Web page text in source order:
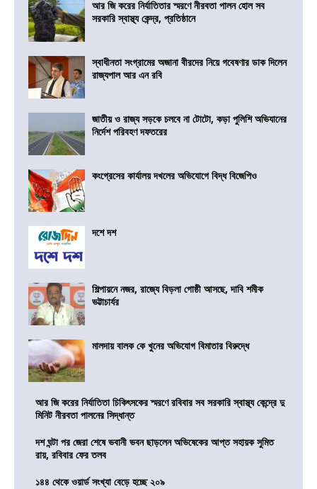
আর জি করের নির্যাতিতার স্মরণে নীরবতা পালন হোল সব
সরকারি স্বাস্থ্য কেন্দ্র, প্রতিষ্ঠানে
স্বাধীনতা সংগ্রামের অজানা বীরদের নিয়ে গবেষণার ডাক দিলেন
রাজ্যপাল আর এন রবি
জাতীয় ও রাজ্য সড়কে চলবে না টোটো, কড়া পুলিশি অভিযানের
নির্দেশ পরিবহণ দফতরের
কংগ্রেসের কার্যালয় দখলের অভিযোগে বিদ্ধ বিজেপিও
দশে দশ
শিল্পায়নে নজর, রাজ্যে বিড়লা গোষ্ঠী আসছে, দাবি শমীক
ভট্টাচার্যর
মালদায় বালক কে খুনের অভিযোগ বিমাতার বিরুদ্ধে
আর জি করের নির্যাতিতা চিকিৎসকের স্মরণে রবিবার সব সরকারি স্বাস্থ্য কেন্দ্রে দু
মিনিট নীরবতা পালনের সিদ্ধান্ত
দশ ঘন্টা পর জেরা শেষে ভবানী ভবন ছাড়লেন অভিষেকের আপ্ত সহায়ক সুমিত
রায়, রবিবার ফের তলব
১৪৪ থেকে ওয়ার্ড সংখ্যা বেড়ে হচ্ছে ২০৯